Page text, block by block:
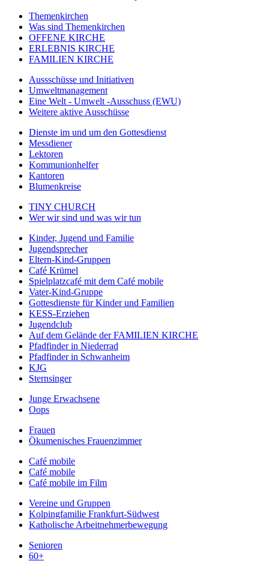
Themenkirchen
Was sind Themenkirchen
OFFENE KIRCHE
ERLEBNIS KIRCHE
FAMILIEN KIRCHE
Aussschüsse und Initiativen
Umweltmanagement
Eine Welt - Umwelt -Ausschuss (EWU)
Weitere aktive Ausschüsse
Dienste im und um den Gottesdienst
Messdiener
Lektoren
Kommunionhelfer
Kantoren
Blumenkreise
TINY CHURCH
Wer wir sind und was wir tun
Kinder, Jugend und Familie
Jugendsprecher
Eltern-Kind-Gruppen
Café Krümel
Spielplatzcafé mit dem Café mobile
Vater-Kind-Gruppe
Gottesdienste für Kinder und Familien
KESS-Erziehen
Jugendclub
Auf dem Gelände der FAMILIEN KIRCHE
Pfadfinder in Niederrad
Pfadfinder in Schwanheim
KJG
Sternsinger
Junge Erwachsene
Oops
Frauen
Ökumenisches Frauenzimmer
Café mobile
Café mobile
Café mobile im Film
Vereine und Gruppen
Kolpingfamilie Frankfurt-Südwest
Katholische Arbeitnehmerbewegung
Senioren
60+